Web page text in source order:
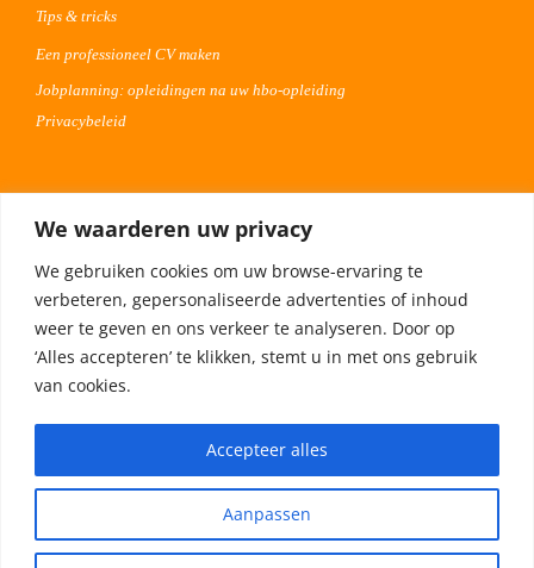
We waarderen uw privacy
We gebruiken cookies om uw browse-ervaring te
verbeteren, gepersonaliseerde advertenties of inhoud
weer te geven en ons verkeer te analyseren. Door op
‘Alles accepteren’ te klikken, stemt u in met ons gebruik
van cookies.
Aanpassen
Accepteer alles
Tips & tricks
Een professioneel CV maken
Jobplanning: opleidingen na uw hbo-opleiding
Privacybeleid
Plaats uw vacature 30 dagen gratis
Adverteren op Meta